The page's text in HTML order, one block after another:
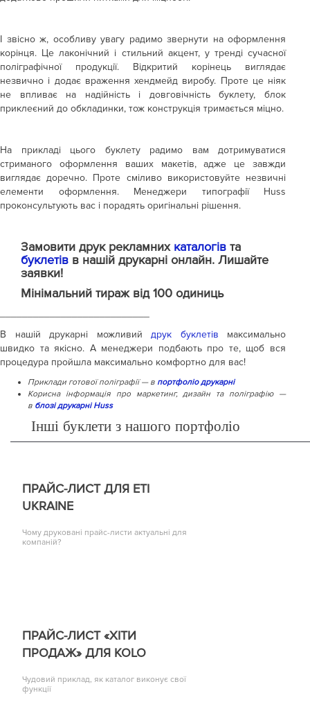
І звісно ж, особливу увагу радимо звернути на оформлення
корінця. Це лаконічний і стильний акцент, у тренді сучасної
поліграфічної продукції. Відкритий корінець виглядає
незвично і додає враження хендмейд виробу. Проте це ніяк
не впливає на надійність і довговічність буклету, блок
приклеєний до обкладинки, тож конструкція тримається міцно.
На прикладі цього буклету радимо вам дотримуватися
стриманого оформлення ваших макетів, адже це завжди
виглядає доречно. Проте сміливо використовуйте незвичні
елементи оформлення. Менеджери типографії Huss
проконсультують вас і порадять оригінальні рішення.
Замовити друк рекламних каталогів та
буклетів в нашій друкарні онлайн. Лишайте
заявки!
Мінімальний тираж від 100 одиниць
В нашій друкарні можливий друк буклетів максимально
швидко та якісно. А менеджери подбають про те, щоб вся
процедура пройшла максимально комфортно для вас!
Приклади готової поліграфії — в портфоліо друкарні
Корисна інформація про маркетинг, дизайн та поліграфію —
в блозі друкарні Huss
Інші буклети з нашого портфоліо
ПРАЙС-ЛИСТ ДЛЯ ETI
UKRAINE
Чому друковані прайс-листи актуальні для
компаній?
ПРАЙС-ЛИСТ «ХІТИ
ПРОДАЖ» ДЛЯ KOLO
Чудовий приклад, як каталог виконує свої
функції